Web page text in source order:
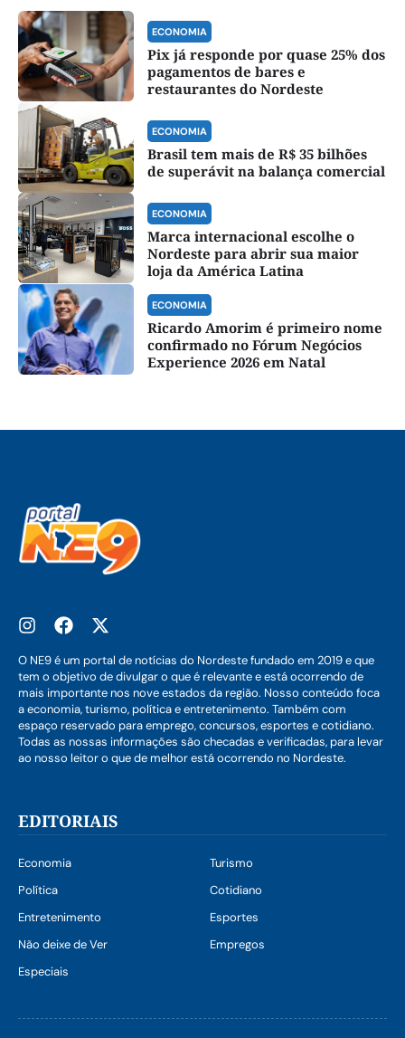
ECONOMIA
Pix já responde por quase 25% dos
pagamentos de bares e
restaurantes do Nordeste
ECONOMIA
Brasil tem mais de R$ 35 bilhões
de superávit na balança comercial
ECONOMIA
Marca internacional escolhe o
Nordeste para abrir sua maior
loja da América Latina
ECONOMIA
Ricardo Amorim é primeiro nome
confirmado no Fórum Negócios
Experience 2026 em Natal
O NE9 é um portal de notícias do Nordeste fundado em 2019 e que
tem o objetivo de divulgar o que é relevante e está ocorrendo de
mais importante nos nove estados da região. Nosso conteúdo foca
a economia, turismo, política e entretenimento. Também com
espaço reservado para emprego, concursos, esportes e cotidiano.
Todas as nossas informações são checadas e verificadas, para levar
ao nosso leitor o que de melhor está ocorrendo no Nordeste.
EDITORIAIS
Economia
Turismo
Política
Cotidiano
Entretenimento
Esportes
Não deixe de Ver
Empregos
Especiais